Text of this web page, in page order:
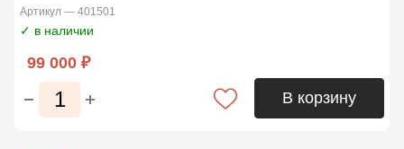
Артикул — 401501
✓ в наличии
99 000 ₽
В корзину